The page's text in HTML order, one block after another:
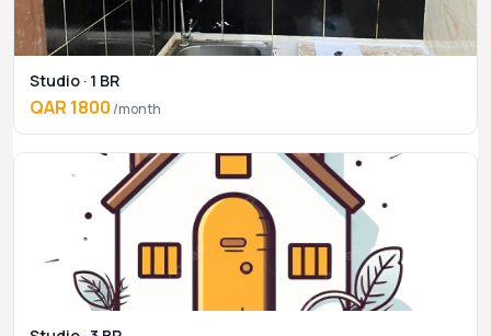
Studio · 1 BR
QAR 1800 /month